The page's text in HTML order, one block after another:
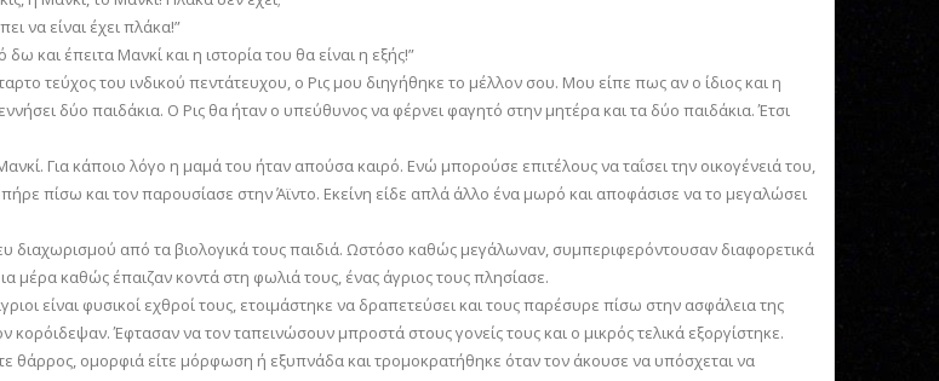
να είναι έχει πλάκα!”
και έπειτα Μανκί και η ιστορία του θα είναι η εξής!”
τεύχος του ινδικού πεντάτευχου, ο Ρις μου διηγήθηκε το μέλλον σου. Μου είπε πως αν ο ίδιος και η
δύο παιδάκια. Ο Ρις θα ήταν ο υπεύθυνος να φέρνει φαγητό στην μητέρα και τα δύο παιδάκια. Έτσι
Για κάποιο λόγο η μαμά του ήταν απούσα καιρό. Ενώ μπορούσε επιτέλους να ταΐσει την οικογένειά του,
πίσω και τον παρουσίασε στην Άϊντο. Εκείνη είδε απλά άλλο ένα μωρό και αποφάσισε να το μεγαλώσει
διαχωρισμού από τα βιολογικά τους παιδιά. Ωστόσο καθώς μεγάλωναν, συμπεριφερόντουσαν διαφορετικά
μέρα καθώς έπαιζαν κοντά στη φωλιά τους, ένας άγριος τους πλησίασε.
είναι φυσικοί εχθροί τους, ετοιμάστηκε να δραπετεύσει και τους παρέσυρε πίσω στην ασφάλεια της
κορόιδεψαν. Έφτασαν να τον ταπεινώσουν μπροστά στους γονείς τους και ο μικρός τελικά εξοργίστηκε.
θάρρος, ομορφιά είτε μόρφωση ή εξυπνάδα και τρομοκρατήθηκε όταν τον άκουσε να υπόσχεται να